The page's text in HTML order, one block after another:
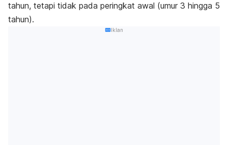
tahun, tetapi tidak pada peringkat awal (umur 3 hingga 5
tahun).
Iklan